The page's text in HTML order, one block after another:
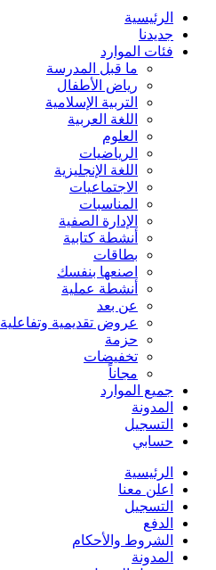
الرئيسية
جديدنا
فئات الموارد
ما قبل المدرسة
رياض الأطفال
التربية الإسلامية
اللغة العربية
العلوم
الرياضيات
اللغة الإنجليزية
الاجتماعيات
المناسبات
الإدارة الصفية
أنشطة كتابية
بطاقات
اصنعها بنفسك
أنشطة عملية
عن بعد
عروض تقديمية وتفاعلية
حزمة
تخفيضات
مجاناً
جميع الموارد
المدونة
التسجيل
حسابي
الرئيسية
اعلن معنا
التسجيل
الدفع
الشروط والأحكام
المدونة